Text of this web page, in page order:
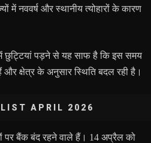
में नववर्ष और स्थानीय त्योहारों के कारण
छुट्टियां पड़ने से यह साफ है कि इस समय
और क्षेत्र के अनुसार स्थिति बदल रही है।
LIST APRIL 2026
पर बैंक बंद रहने वाले हैं। 14 अप्रैल को